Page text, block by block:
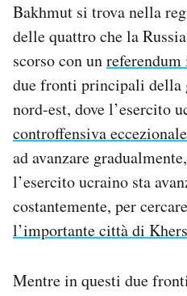
Bakhmut si trova nella
delle quattro che la
scorso con un
due fronti principali della
nord-est, dove l’esercito
controffensiva
ad avanzare
l’esercito ucraino sta
costantemente, per
l’importante città di
Mentre in questi due